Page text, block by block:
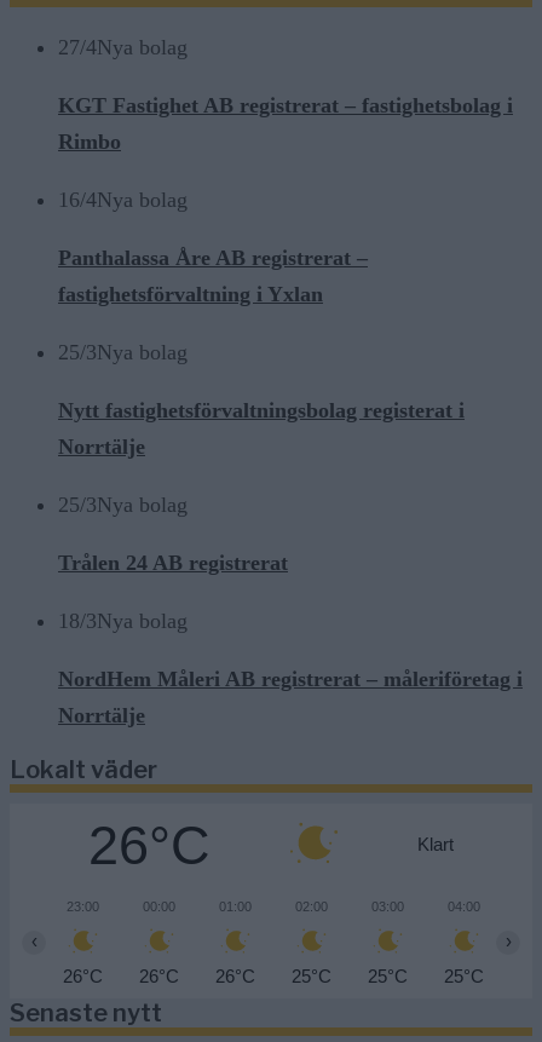
27/4Nya bolag
KGT Fastighet AB registrerat – fastighetsbolag i
Rimbo
16/4Nya bolag
Panthalassa Åre AB registrerat –
fastighetsförvaltning i Yxlan
25/3Nya bolag
Nytt fastighetsförvaltningsbolag registerat i
Norrtälje
25/3Nya bolag
Trålen 24 AB registrerat
18/3Nya bolag
NordHem Måleri AB registrerat – måleriföretag i
Norrtälje
Lokalt väder
26°C Klart
23:00
26°C
00:00
26°C
01:00
26°C
02:00
25°C
03:00
25°C
04:00
25°C
‹ ›
Senaste nytt